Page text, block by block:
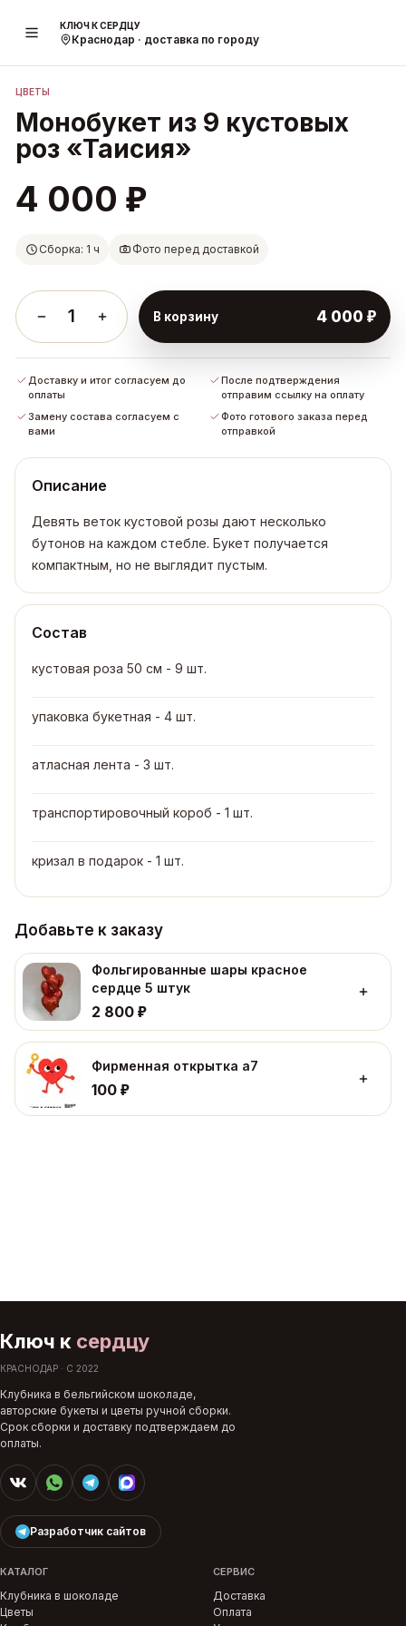
КЛЮЧ К СЕРДЦУ
Краснодар · доставка по городу
ЦВЕТЫ
Монобукет из 9 кустовых
роз «Таисия»
4 000 ₽
Сборка: 1 ч Фото перед доставкой
1 В корзину 4 000 ₽
Доставку и итог согласуем до
оплаты
После подтверждения
отправим ссылку на оплату
Замену состава согласуем с
вами
Фото готового заказа перед
отправкой
Описание
Девять веток кустовой розы дают несколько
бутонов на каждом стебле. Букет получается
компактным, но не выглядит пустым.
Состав
кустовая роза 50 см - 9 шт.
упаковка букетная - 4 шт.
атласная лента - 3 шт.
транспортировочный короб - 1 шт.
кризал в подарок - 1 шт.
Добавьте к заказу
Фольгированные шары красное
сердце 5 штук
2 800 ₽
Фирменная открытка а7
100 ₽
Ключ к сердцу
КРАСНОДАР · С 2022
Клубника в бельгийском шоколаде,
авторские букеты и цветы ручной сборки.
Срок сборки и доставку подтверждаем до
оплаты.
Разработчик сайтов
КАТАЛОГ
Клубника в шоколаде
Цветы
СЕРВИС
Доставка
Оплата